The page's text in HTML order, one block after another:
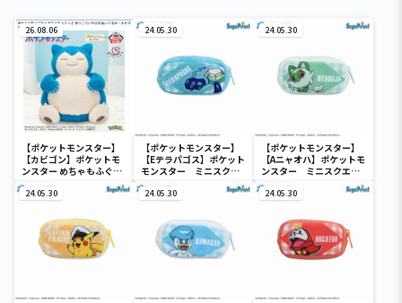
26.08.06
【ポケットモンスター】
【カビゴン】ポケットモ
ンスター めちゃもふぐっ
と ほっこりいやされぬい
ぐるみ～カビゴン～
24.05.30
【ポケットモンスター】
【Eテラパゴス】ポケット
モンスター ミニスクエ
アポーチ
24.05.30
【ポケットモンスター】
【Aニャオハ】ポケットモ
ンスター ミニスクエア
ポーチ
24.05.30 24.05.30 24.05.30